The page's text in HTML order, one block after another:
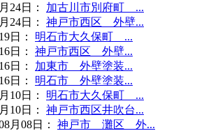
24日 ：
加古川市別府町 ...
24日 ：
神戸市西区 外壁...
日 ：
明石市大久保町 ...
日 ：
神戸市西区 外壁...
日 ：
加東市 外壁塗装...
日 ：
明石市 外壁塗装...
10日 ：
明石市大久保町 ...
10日 ：
神戸市西区井吹台...
月08日 ：
神戸市 灘区 外...